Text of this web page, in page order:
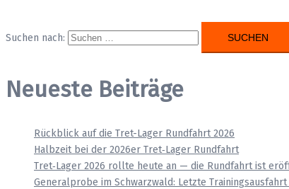
Suchen nach:
Neueste Beiträge
Rückblick auf die Tret-Lager Rundfahrt 2026
Halbzeit bei der 2026er Tret‑Lager Rundfahrt
Tret‑Lager 2026 rollte heute an — die Rundfahrt ist
Generalprobe im Schwarzwald: Letzte